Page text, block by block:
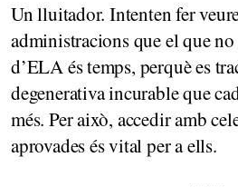
Un lluitador. Intenten fer
administracions que el que
d’ELA és temps, perquè es
degenerativa incurable que
més. Per això, accedir amb
aprovades és vital per a ells.